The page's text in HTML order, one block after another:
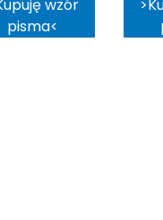
wzór
pisma<